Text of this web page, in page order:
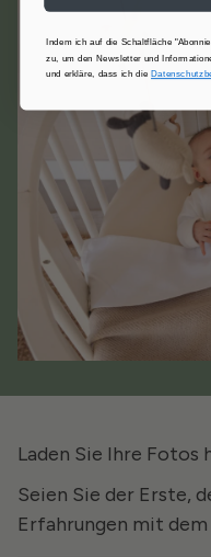
Laden Sie Ihre Fotos
Seien Sie der Erste,
Erfahrungen mit
Indem ich auf die Schaltfläche
zu, um den Newsletter und
und erkläre, dass ich die